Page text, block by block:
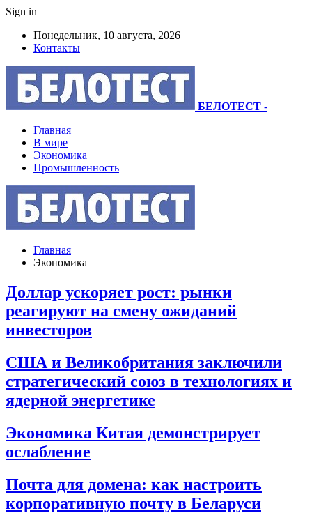
Sign in
Понедельник, 10 августа, 2026
Контакты
БЕЛОТЕСТ -
Главная
В мире
Экономика
Промышленность
Главная
Экономика
Доллар ускоряет рост: рынки
реагируют на смену ожиданий
инвесторов
США и Великобритания заключили
стратегический союз в технологиях и
ядерной энергетике
Экономика Китая демонстрирует
ослабление
Почта для домена: как настроить
корпоративную почту в Беларуси